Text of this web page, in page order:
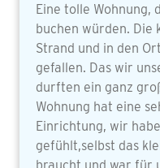
Eine tolle
buchen würden. Die
Strand und in den
gefallen. Das wir
durften ein ganz
Wohnung hat eine
Einrichtung, wir
gefühlt,selbst das
braucht und war für